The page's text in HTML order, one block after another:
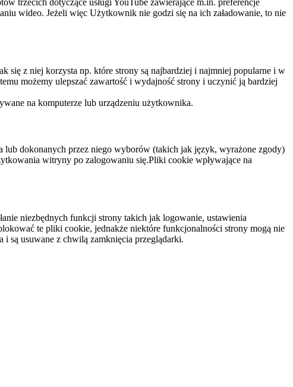
trzecich dotyczące usługi YouTube zawierające m.in. preferencje
wideo. Jeżeli więc Użytkownik nie godzi się na ich załadowanie, to nie
się z niej korzysta np. które strony są najbardziej i najmniej popularne i w
możemy ulepszać zawartość i wydajność strony i uczynić ją bardziej
na komputerze lub urządzeniu użytkownika.
dokonanych przez niego wyborów (takich jak język, wyrażone zgody)
witryny po zalogowaniu się.Pliki cookie wpływające na
niezbędnych funkcji strony takich jak logowanie, ustawienia
te pliki cookie, jednakże niektóre funkcjonalności strony mogą nie
są usuwane z chwilą zamknięcia przeglądarki.